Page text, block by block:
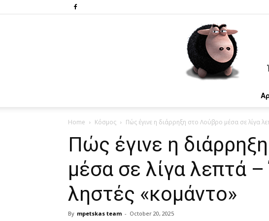
Home Κόσμος Πώς έγινε η διάρρηξη στο Λούβρο μέσα σε λίγα
Πώς έγινε η
μέσα σε λίγα λεπτά –
ληστές «κομάντο»
By mpetskas team - October 20, 2025